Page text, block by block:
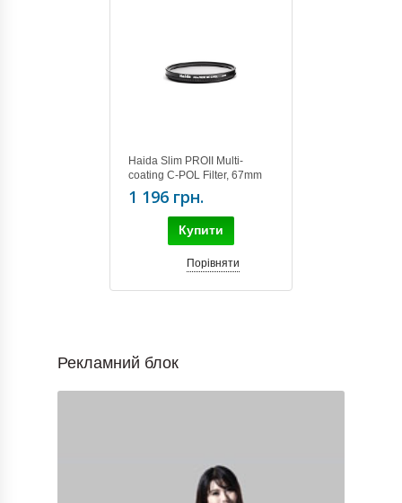
Haida Slim PROII Multi-
coating C-POL Filter, 67mm
1 196 грн.
Купити
Порівняти
Рекламний блок